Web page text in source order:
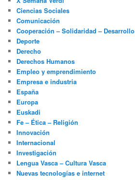
Ciencias Sociales
Comunicación
Cooperación – Solidaridad – Desarrollo
Deporte
Derecho
Derechos Humanos
Empleo y emprendimiento
Empresa e industria
España
Europa
Euskadi
Fe – Ética – Religión
Innovación
Internacional
Investigación
Lengua Vasca – Cultura Vasca
Nuevas tecnologías e internet